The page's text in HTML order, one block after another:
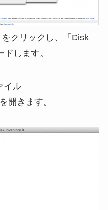
クリックし、「Disk
します。
イル
開きます。